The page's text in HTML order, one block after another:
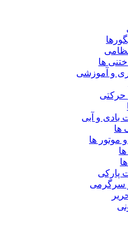
ها
و آموزشی
حرکتی
بادی و آبی
ها
موتور ها
پارکی
سرگرمی